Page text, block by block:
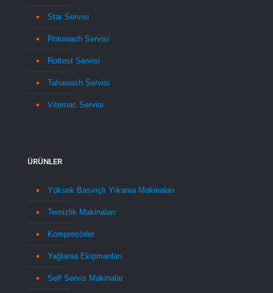
Star Servisi
Rotowash Servisi
Rottest Servisi
Tahawash Servisi
Vitemac Servisi
ÜRÜNLER
Yüksek Basınçlı Yıkama Makinaları
Temizlik Makinaları
Kompresörler
Yağlama Ekipmanları
Self Servis Makinalar